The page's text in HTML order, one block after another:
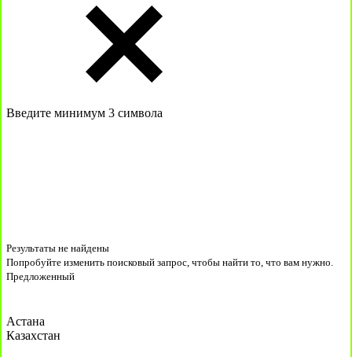
Введите минимум 3 символа
Результаты не найдены
Попробуйте изменить поисковый запрос, чтобы найти то, что вам нужно.
Предложенный
Астана
Казахстан